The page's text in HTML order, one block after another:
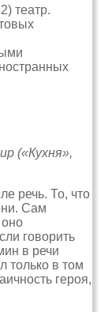
театр.
(«Кухня»,
речь. То, что
Сам
оно
говорить
в речи
только в том
героя,